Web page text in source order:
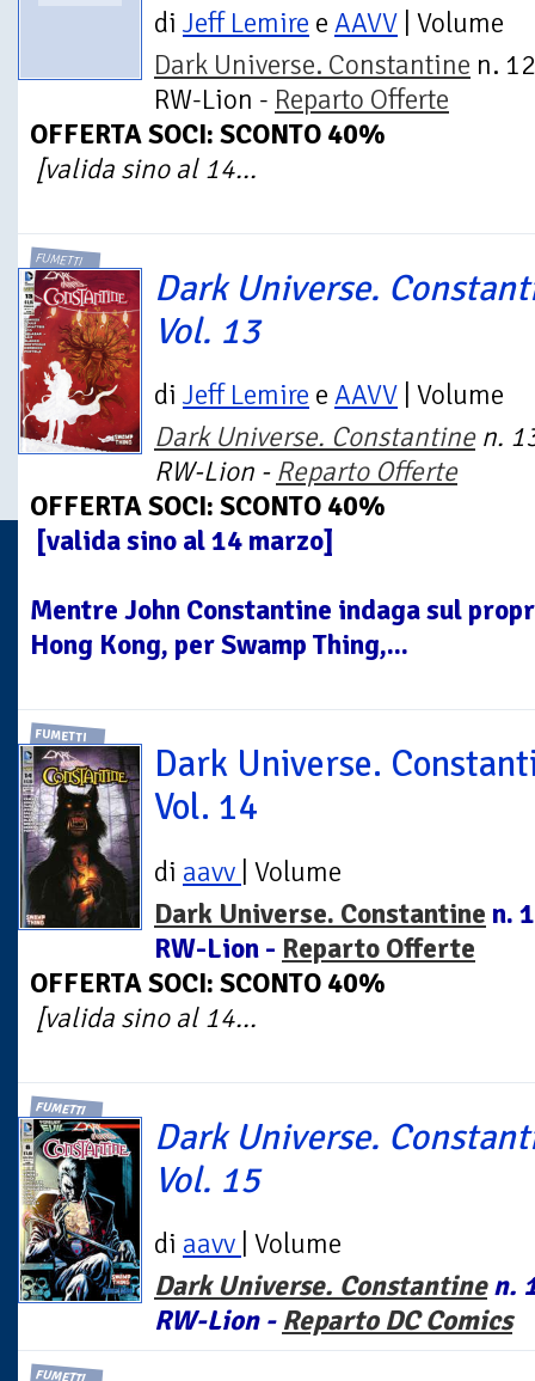
di Jeff Lemire e AAVV | Volume
Dark Universe. Constantine n.
RW-Lion - Reparto Offerte
OFFERTA SOCI: SCONTO 40%
[valida sino al 14...
FUMETTI
Dark Universe.
Vol. 13
di Jeff Lemire e AAVV | Volume
Dark Universe. Constantinen.
RW-Lion - Reparto Offerte
OFFERTA SOCI: SCONTO 40%
[valida sino al 14 marzo]
Mentre John Constantine indaga sul
Hong Kong, per Swamp Thing,...
FUMETTI
Dark Universe.
Vol. 14
di aavv | Volume
Dark Universe. Constantine n.
RW-Lion - Reparto Offerte
OFFERTA SOCI: SCONTO 40%
[valida sino al 14...
FUMETTI
Dark Universe.
Vol. 15
di aavv | Volume
Dark Universe. Constantinen.
RW-Lion - Reparto DC Comics
FUMETTI